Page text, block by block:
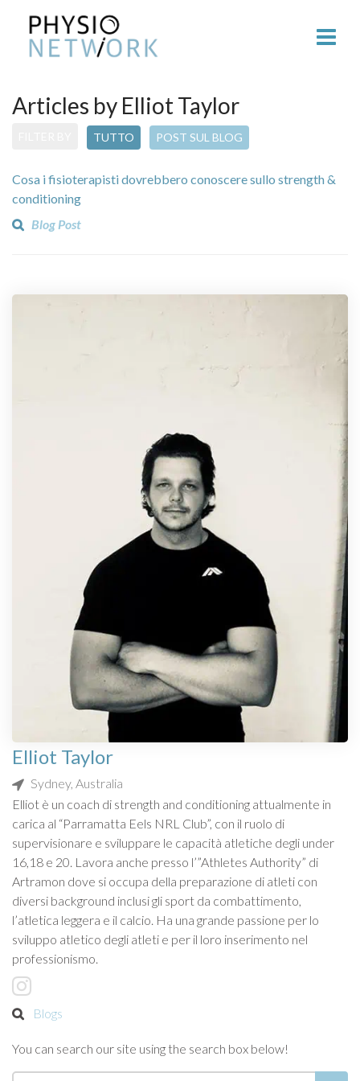
Articles by Elliot Taylor
TUTTO POST SUL BLOG
Cosa i fisioterapisti dovrebbero conoscere sullo strength &
conditioning
Blog Post
Elliot Taylor
Sydney, Australia
Elliot è un coach di strength and conditioning attualmente in
carica al “Parramatta Eels NRL Club”, con il ruolo di
supervisionare e sviluppare le capacità atletiche degli under
16,18 e 20. Lavora anche presso l’”Athletes Authority” di
Artramon dove si occupa della preparazione di atleti con
diversi background inclusi gli sport da combattimento,
l’atletica leggera e il calcio. Ha una grande passione per lo
sviluppo atletico degli atleti e per il loro inserimento nel
professionismo.
Blogs
You can search our site using the search box below!